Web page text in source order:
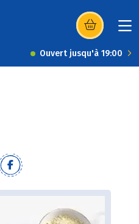
(s’ouvre dans
Ouvert jusqu'à 19:00